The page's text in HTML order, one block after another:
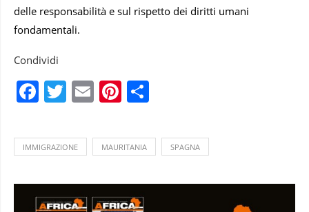
delle responsabilità e sul rispetto dei diritti umani
fondamentali.
Condividi
Facebook
Twitter
EmailPinterest
IMMIGRAZIONE MAURITANIA SPAGNA